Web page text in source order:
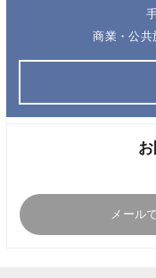
商業・公共
メール